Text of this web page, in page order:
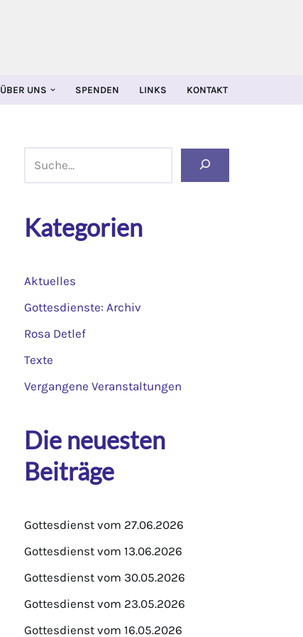
ÜBER UNS SPENDEN LINKS KONTAKT
Kategorien
Aktuelles
Gottesdienste: Archiv
Rosa Detlef
Texte
Vergangene Veranstaltungen
Die neuesten
Beiträge
Gottesdienst vom 27.06.2026
Gottesdienst vom 13.06.2026
Gottesdienst vom 30.05.2026
Gottesdienst vom 23.05.2026
Gottesdienst vom 16.05.2026